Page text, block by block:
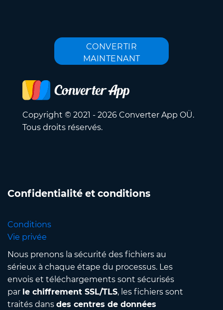
CONVERTIR
MAINTENANT
Copyright © 2021 - 2026 Converter App OÜ.
Tous droits réservés.
Confidentialité et conditions
Conditions
Vie privée
Nous prenons la sécurité des fichiers au
sérieux à chaque étape du processus. Les
envois et téléchargements sont sécurisés
par le chiffrement SSL/TLS, les fichiers sont
traités dans des centres de données